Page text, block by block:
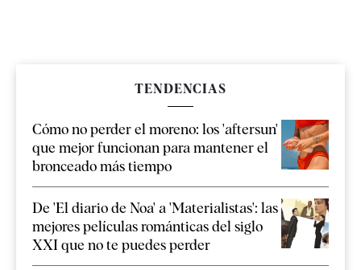
TENDENCIAS
Cómo no perder el moreno: los 'aftersun'
que mejor funcionan para mantener el
bronceado más tiempo
De 'El diario de Noa' a 'Materialistas': las
mejores películas románticas del siglo
XXI que no te puedes perder